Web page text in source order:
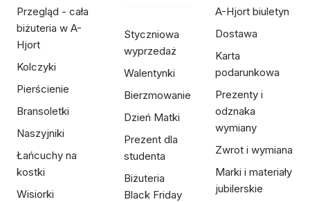
Przegląd - cała
biżuteria w A-
Hjort
Kolczyki
Pierścienie
Bransoletki
Naszyjniki
Łańcuchy na
kostki
Wisiorki
Styczniowa
wyprzedaż
Walentynki
Bierzmowanie
Dzień Matki
Prezent dla
studenta
Biżuteria
Black Friday
A-Hjort biuletyn
Dostawa
Karta
podarunkowa
Prezenty i
odznaka
wymiany
Zwrot i wymiana
Marki i materiały
jubilerskie